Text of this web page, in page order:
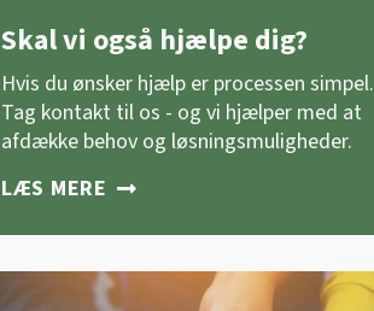
Skal vi også hjælpe dig?
Hvis du ønsker hjælp er processen simpel.
Tag kontakt til os - og vi hjælper med at
afdække behov og løsningsmuligheder.
LÆS MERE